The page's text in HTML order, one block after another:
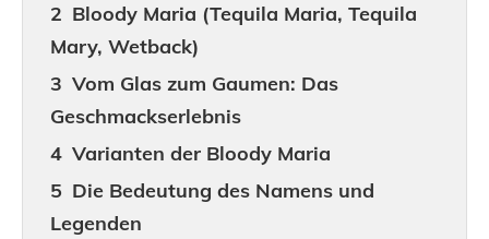
Bloody Maria (Tequila Maria, Tequila
Mary, Wetback)
Vom Glas zum Gaumen: Das
Geschmackserlebnis
Varianten der Bloody Maria
Die Bedeutung des Namens und
Legenden